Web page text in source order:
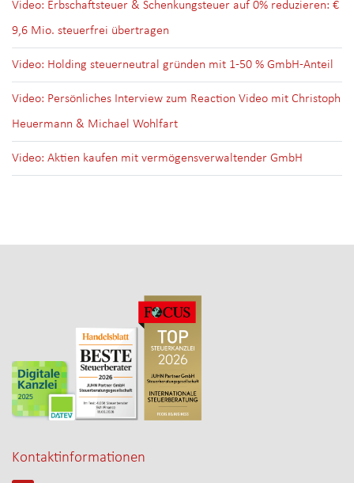
Video: Erbschaftsteuer & Schenkungsteuer auf 0% reduzieren: €
9,6 Mio. steuerfrei übertragen
Video: Holding steuerneutral gründen mit 1-50 % GmbH-Anteil
Video: Persönliches Interview zum Reaction Video mit Christoph
Heuermann & Michael Wohlfart
Video: Aktien kaufen mit vermögensverwaltender GmbH
Kontaktinformationen